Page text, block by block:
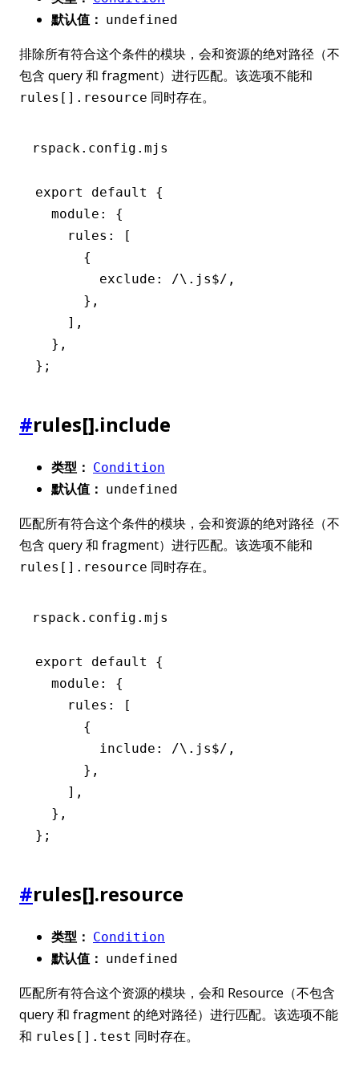
默认值： undefined
排除所有符合这个条件的模块，会和资源的绝对路径（不
包含 query 和 fragment）进行匹配。该选项不能和
rules[].resource 同时存在。
rspack.config.mjs
export default
{
  module
:
{
    rules
:
[
      {
        exclude
: /\.js$/ ,
      }
,
    ]
,
  }
,
};
#rules[].include
类型： Condition
默认值： undefined
匹配所有符合这个条件的模块，会和资源的绝对路径（不
包含 query 和 fragment）进行匹配。该选项不能和
rules[].resource 同时存在。
rspack.config.mjs
export default
{
  module
:
{
    rules
:
[
      {
        include
: /\.js$/ ,
      }
,
    ]
,
  }
,
};
#rules[].resource
类型： Condition
默认值： undefined
匹配所有符合这个资源的模块，会和 Resource（不包含
query 和 fragment 的绝对路径）进行匹配。该选项不能
和 rules[].test 同时存在。